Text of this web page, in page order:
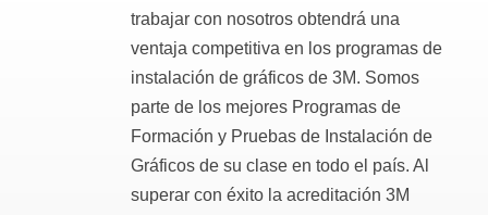
trabajar con nosotros obtendrá una
ventaja competitiva en los programas de
instalación de gráficos de 3M. Somos
parte de los mejores Programas de
Formación y Pruebas de Instalación de
Gráficos de su clase en todo el país. Al
superar con éxito la acreditación 3M